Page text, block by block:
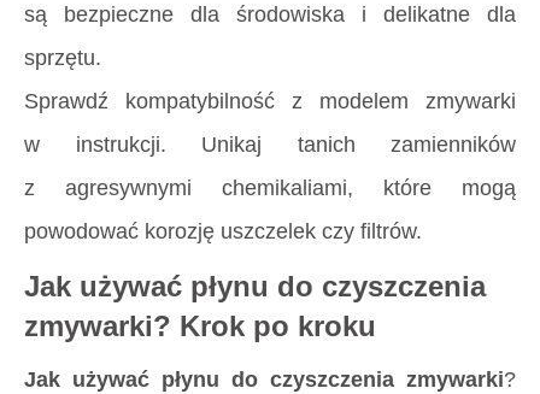
są bezpieczne dla środowiska i delikatne dla
sprzętu.
Sprawdź kompatybilność z modelem zmywarki
w instrukcji. Unikaj tanich zamienników
z agresywnymi chemikaliami, które mogą
powodować korozję uszczelek czy filtrów.
Jak używać płynu do czyszczenia
zmywarki? Krok po kroku
Jak używać płynu do czyszczenia zmywarki?